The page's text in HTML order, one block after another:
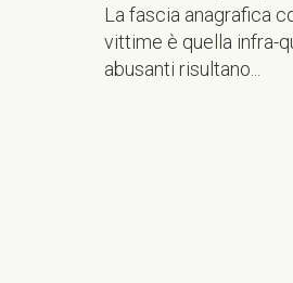
La fascia anagrafica
vittime è quella infra-
abusanti risultano...